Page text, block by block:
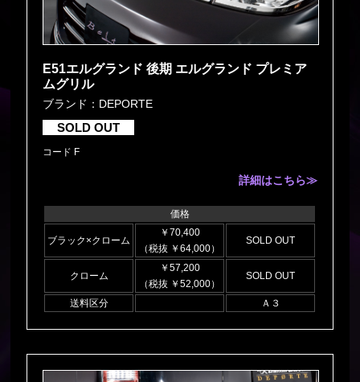
E51エルグランド 後期 エルグランド プレミア
ムグリル
ブランド：DEPORTE
SOLD OUT
コード F
詳細はこちら≫
価格
ブラック×クローム
￥70,400
（税抜 ￥64,000）
SOLD OUT
クローム
￥57,200
（税抜 ￥52,000）
SOLD OUT
送料区分 Ａ３